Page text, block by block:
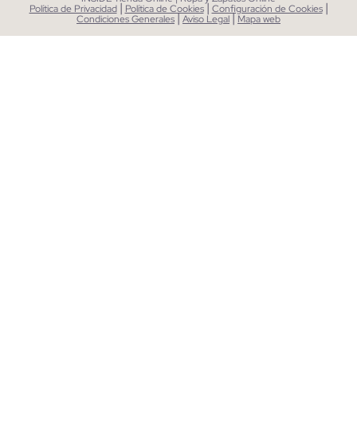
Política de Privacidad | Política de Cookies| Configuración de Cookies |
Condiciones Generales|Aviso Legal| Mapa web